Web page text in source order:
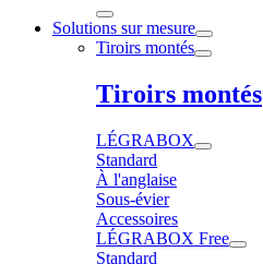
Solutions sur mesure
Tiroirs montés
Tiroirs montés
LÉGRABOX
Standard
À l'anglaise
Sous-évier
Accessoires
LÉGRABOX Free
Standard